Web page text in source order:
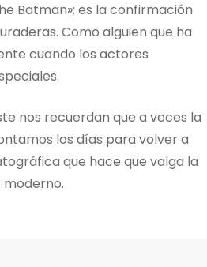
Batman»; es la confirmación
Como alguien que ha
cuando los actores
nos recuerdan que a veces la
los días para volver a
que hace que valga la